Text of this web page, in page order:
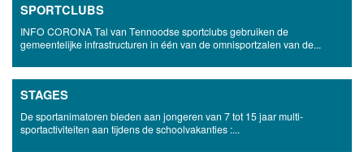
SPORTCLUBS
INFO CORONA Tal van Tennoodse sportclubs gebruiken de
gemeentelijke infrastructuren in één van de omnisportzalen van de...
STAGES
De sportanimatoren bieden aan jongeren van 7 tot 15 jaar multi-
sportactiviteiten aan tijdens de schoolvakanties :...